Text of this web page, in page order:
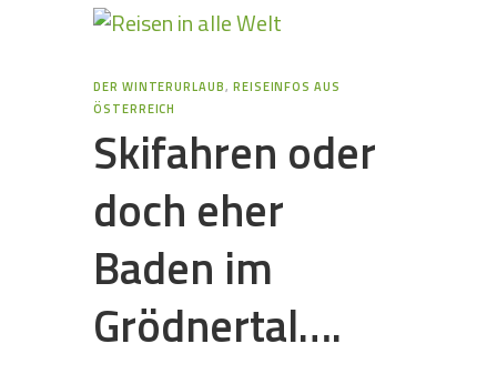
DER WINTERURLAUB, REISEINFOS AUS
ÖSTERREICH
Skifahren oder
doch eher
Baden im
Grödnertal….